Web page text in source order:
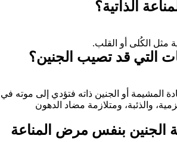
الذاتية؟
مثل الكُلى أو القلب.
التي قد تصيب الجنين؟
المشيمة أو الجنين ذاته فتؤدي إلى موته في
والذئبة، ومتلازمة مضاد الدهون
الجنين بنفس مرض المناعة